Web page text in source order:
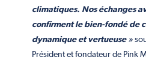
climatiques. Nos échanges
confirment le bien-fondé de
dynamique et vertueuse »
Président et fondateur de Pink